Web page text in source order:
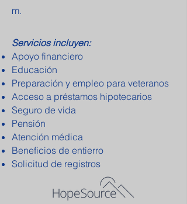
m.
Servicios incluyen:
Apoyo financiero
Educación
Preparación y empleo para veteranos
Acceso a préstamos hipotecarios
Seguro de vida
Pensión
Atención médica
Beneficios de entierro
Solicitud de registros